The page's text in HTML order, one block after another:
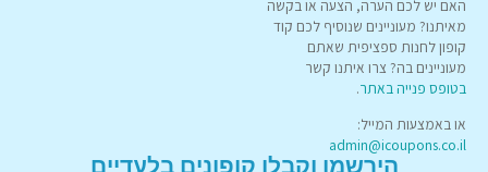
האם יש לכם הערה, הצעה או בקשה
מאיתנו? מעוניינים שנוסיף לכם קוד
קופון לחנות ספציפית שאתם
מעוניינים בה? צרו איתנו קשר
בטופס פנייה באתר.
או באמצעות המייל:
admin@icoupons.co.il
הירשמו וקבלו קופונים בלעדיים